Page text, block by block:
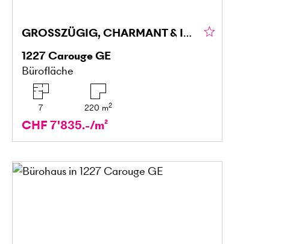
GROSSZÜGIG, CHARMANT & INSPIRIEREND
1227Carouge GE
Bürofläche
7 220 m2
CHF 7'835.-/m²